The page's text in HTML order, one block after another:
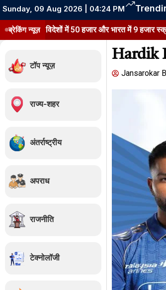
Sunday, 09 Aug 2026 | 04:24 PM
ब्रेकिंग न्यूज़में 50 हजार और भारत में 9 हजार स्क्रीन पर
टॉप न्यूज़
राज्य-शहर
अंतर्राष्ट्रीय
अपराध
राजनीति
टेक्नोलॉजी
Hardik
Jansarokar